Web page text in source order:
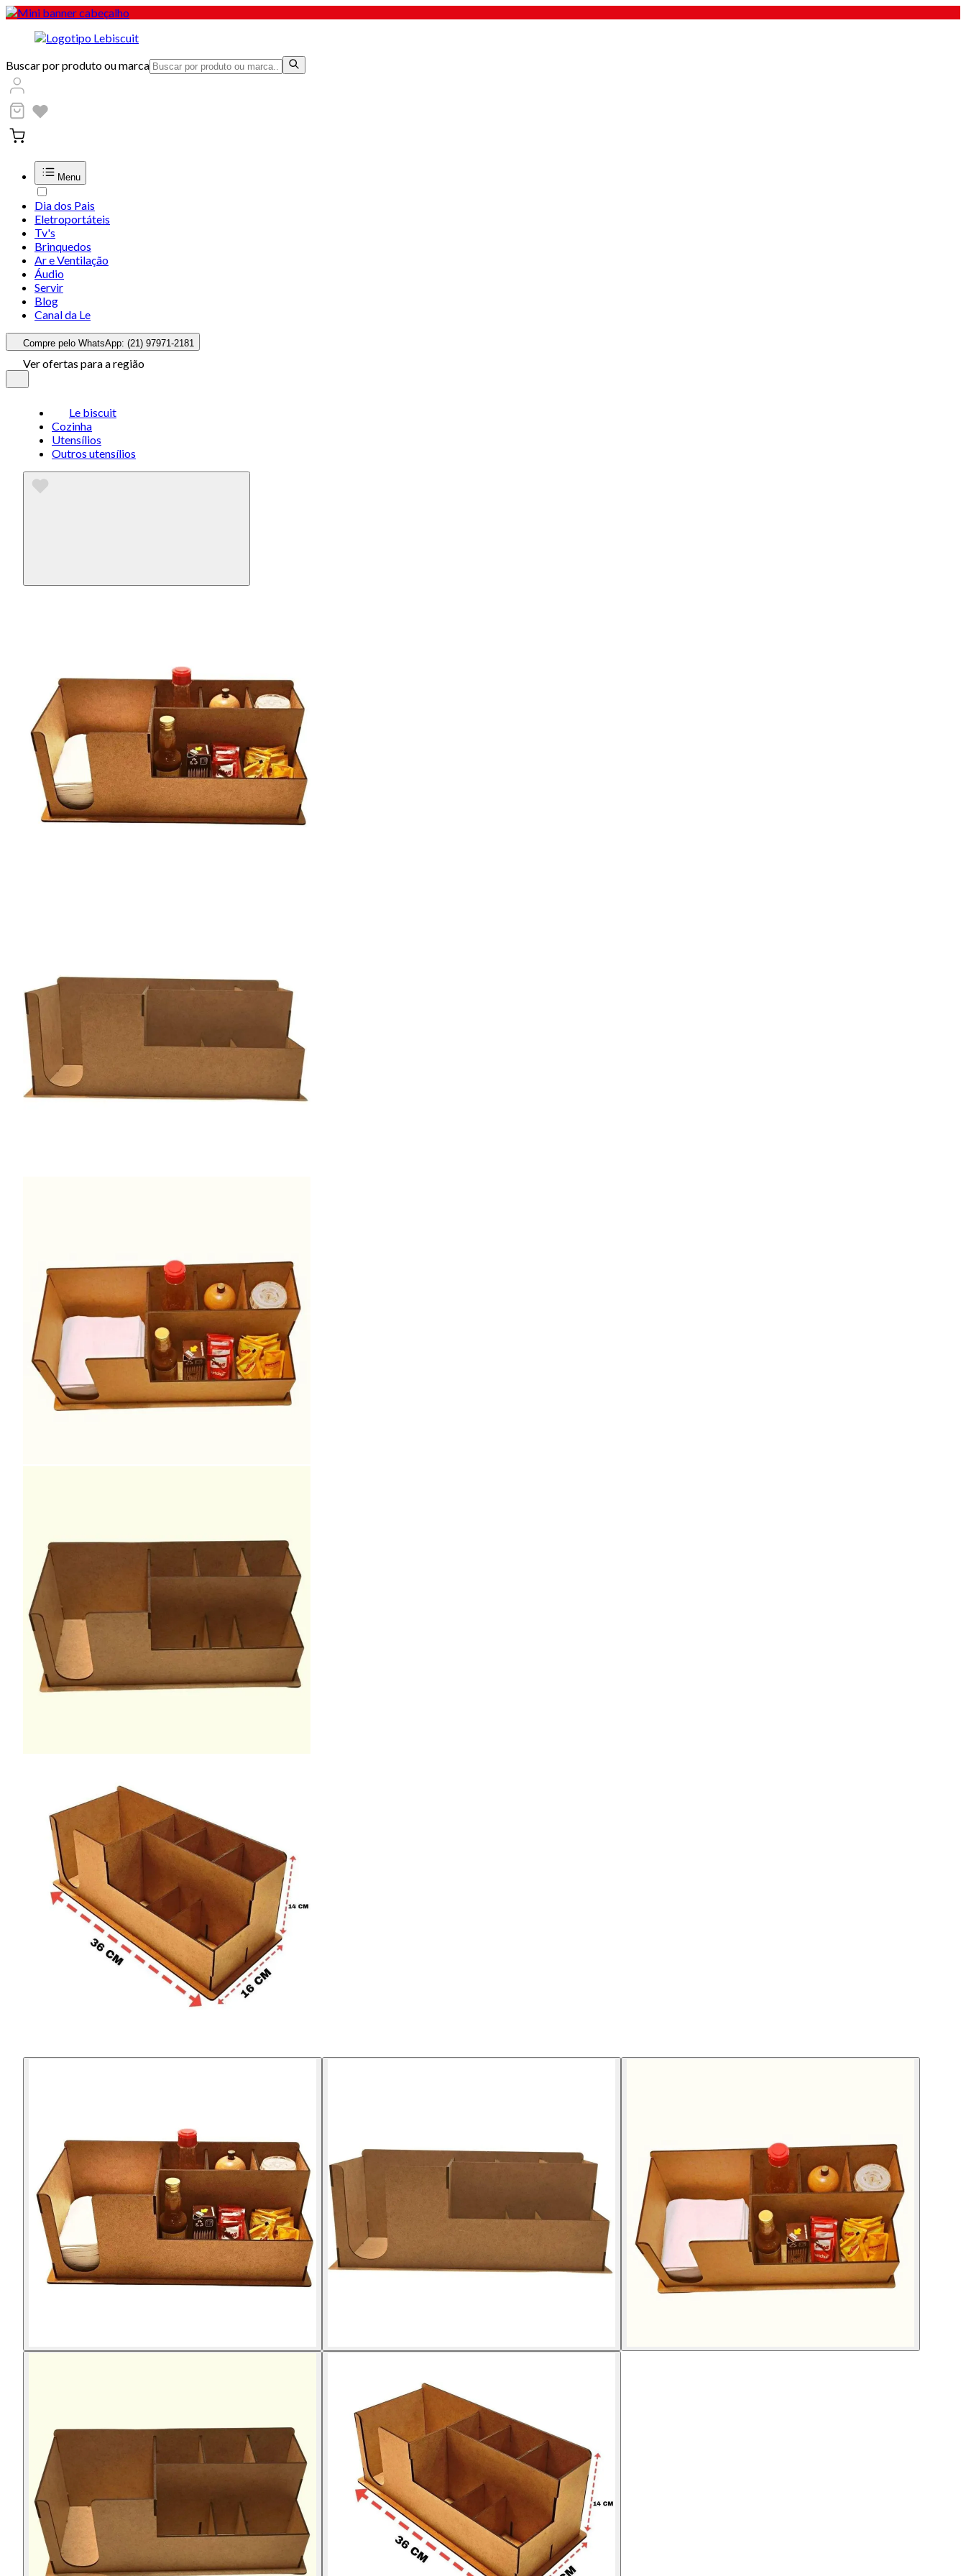
Buscar por produto ou marca
Menu
Dia dos Pais
Eletroportáteis
Tv's
Brinquedos
Ar e Ventilação
Áudio
Servir
Blog
Canal da Le
Compre pelo WhatsApp: (21) 97971-2181
Ver ofertas para a região
Le biscuit
Cozinha
Utensílios
Outros utensílios